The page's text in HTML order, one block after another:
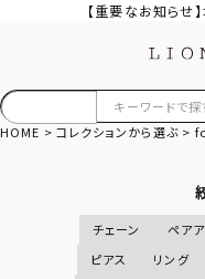
【重要なお知らせ
HOME コレクションから選ぶ
ペア
チェーン
リング
ピアス